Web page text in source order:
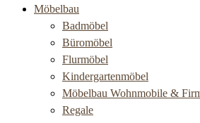
Möbelbau
Badmöbel
Büromöbel
Flurmöbel
Kindergartenmöbel
Möbelbau Wohnmobile &
Regale